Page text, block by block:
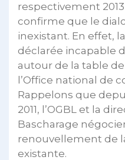
respectivement
confirme que le
inexistant. En effet,
déclarée incapable
autour de la table
l’Office national de
Rappelons que
2011, l’OGBL et la
Bascharage
renouvellement de
existante.